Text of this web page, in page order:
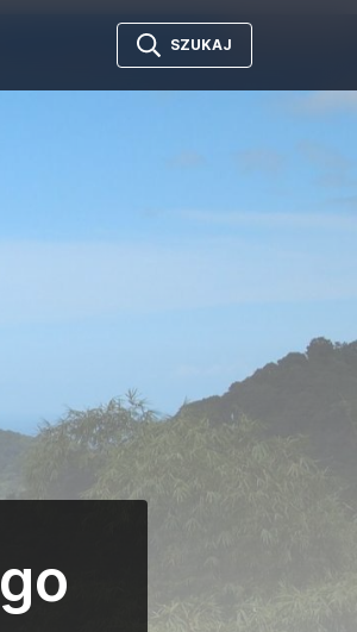
SZUKAJ